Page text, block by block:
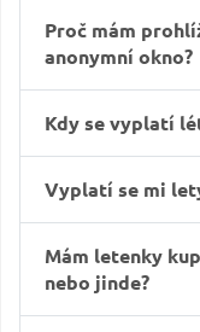
Proč mám
anonymní okno?
Kdy se vyplatí
Vyplatí se mi
Mám letenky
nebo jinde?